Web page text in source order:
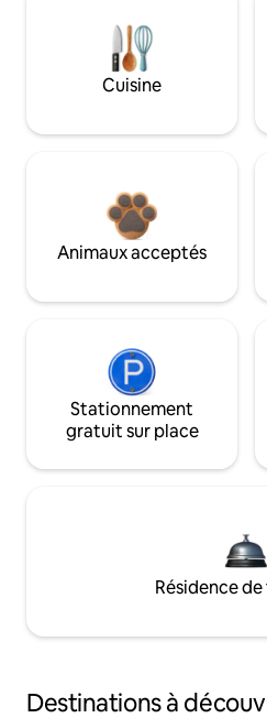
Cuisine
Animaux acceptés
Stationnement
gratuit sur place
Résidence
Destinations à